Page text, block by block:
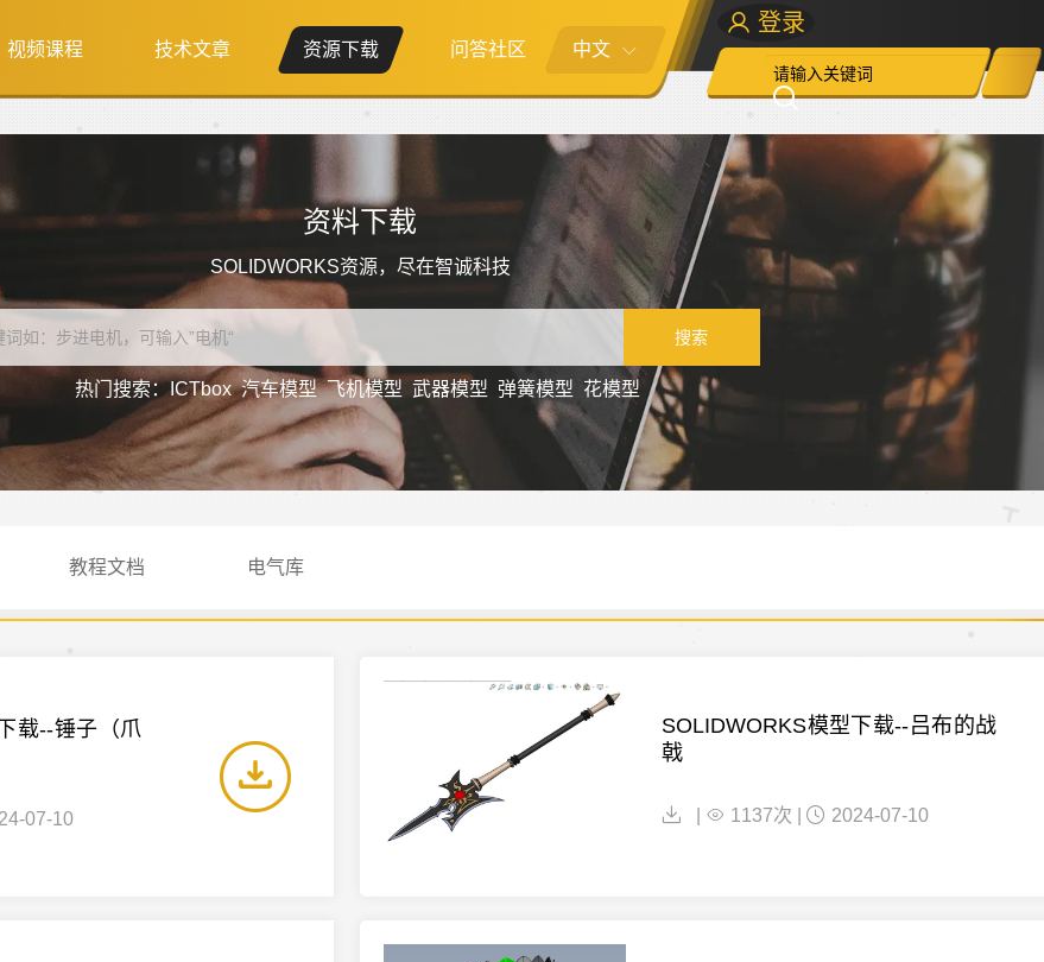
视频课程 技术文章 资源下载 问答社区 中文
登录
资料下载
SOLIDWORKS资源，尽在智诚科技
搜索
热门搜索：ICTbox 汽车模型 飞机模型 武器模型 弹簧模型 花模型
教程文档 电气库
载--锤子（爪
07-10
SOLIDWORKS模型下载--吕布的战
戟
1137次 | 2024-07-10